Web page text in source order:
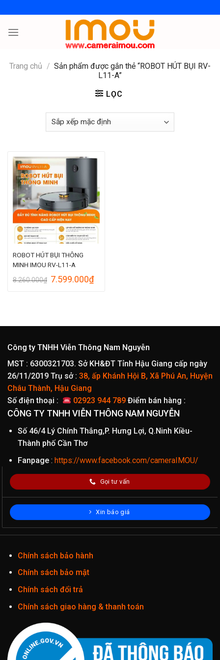
to
content
Trang chủ / Sản phẩm được gắn thẻ “ROBOT HÚT BỤI RV-
L11-A”
LỌC
ROBOT HÚT BỤI THÔNG
MINH IMOU RV-L11-A
8.260.000₫ Giá
7.599.000₫Giá
Công ty TNHH Viễn Thông Nam Nguyễn
MST : 6300321703. Sở KH&ĐT Tỉnh Hậu Giang cấp ngày
26/11/2019 Trụ sở : 38, ấp Khánh Hội B, Xã Phú An, Huyện
Châu Thành, Hậu Giang
Số điện thoại :
02923 944 789 Điểm bán hàng :
CÔNG TY TNHH VIỄN THÔNG NAM NGUYỄN
Số 46/4 Lý Chính Thắng,P. Hưng Lợi, Q.Ninh Kiều-
Thành phố Cần Thơ
Fanpage: https://www.facebook.com/cameraIMOU/
Gọi tư vấn
Xin báo giá
Chính sách bảo hành
Chính sách bảo mật
Chính sách đổi trả
Chính sách giao hàng & thanh toán